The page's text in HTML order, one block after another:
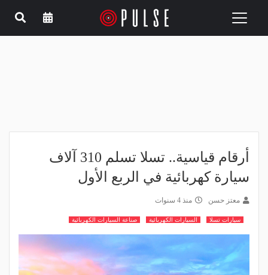
Toggle
أرقام قياسية.. تسلا تسلم 310 آلاف
سيارة كهربائية في الربع الأول
معتز حسن منذ 4 سنوات
سيارات تسلا السيارات الكهربائية صناعة السيارات الكهربائية